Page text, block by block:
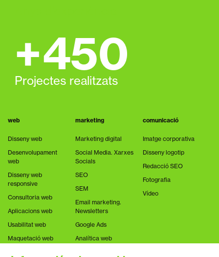
+450
Projectes realitzats
web
Disseny web
Desenvolupament
web
Disseny web
responsive
Consultoria web
Aplicacions web
Usabilitat web
Maquetació web
marketing
Marketing digital
Social Media. Xarxes
Socials
SEO
SEM
Email marketing.
Newsletters
Google Ads
Analítica web
comunicació
Imatge corporativa
Disseny logotip
Redacció SEO
Fotografia
Vídeo